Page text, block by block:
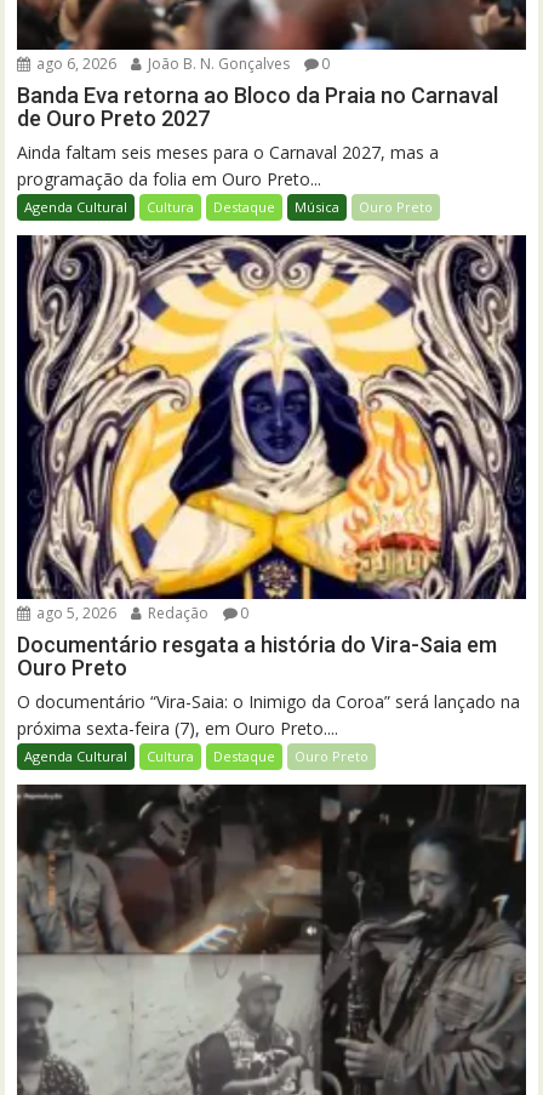
ago 6, 2026 João B. N. Gonçalves 0
Banda Eva retorna ao Bloco da Praia no Carnaval
de Ouro Preto 2027
Ainda faltam seis meses para o Carnaval 2027, mas a
programação da folia em Ouro Preto...
Agenda Cultural Cultura Destaque Música Ouro Preto
ago 5, 2026 Redação 0
Documentário resgata a história do Vira-Saia em
Ouro Preto
O documentário “Vira-Saia: o Inimigo da Coroa” será lançado na
próxima sexta-feira (7), em Ouro Preto....
Agenda Cultural Cultura Destaque Ouro Preto